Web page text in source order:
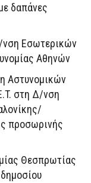
δαπάνες
Εσωτερικών
Αθηνών
Αστυνομικών
στη Δ/νση
προσωρινής
Θεσπρωτίας